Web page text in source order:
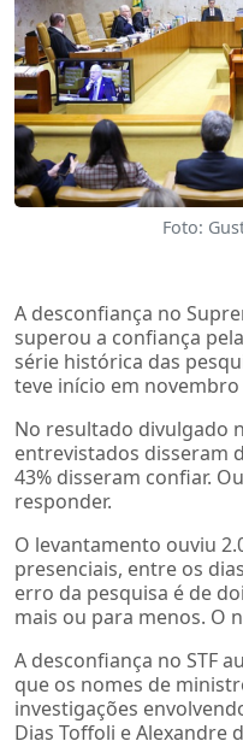
Foto:
A desconfiança no
superou a confiança
série histórica das
teve início em novembro
No resultado divulgado
entrevistados disseram
43% disseram confiar.
responder.
O levantamento ouviu
presenciais, entre os
erro da pesquisa é de
mais ou para menos. O
A desconfiança no STF
que os nomes de
investigações
Dias Toffoli e Alexandre